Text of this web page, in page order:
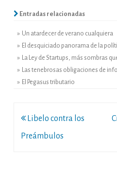
Entradas relacionadas
» Un atardecer de verano cualquiera
» El desquiciado panorama de la
» La Ley de Startups, más sombras
» Las tenebrosas obligaciones de
» El Pegasus tributario
Navegación
de
Libelo contra los
Preámbulos